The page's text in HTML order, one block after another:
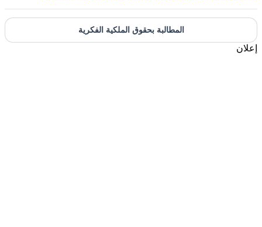
المطالبة بحقوق الملكية الفكرية
إعلان